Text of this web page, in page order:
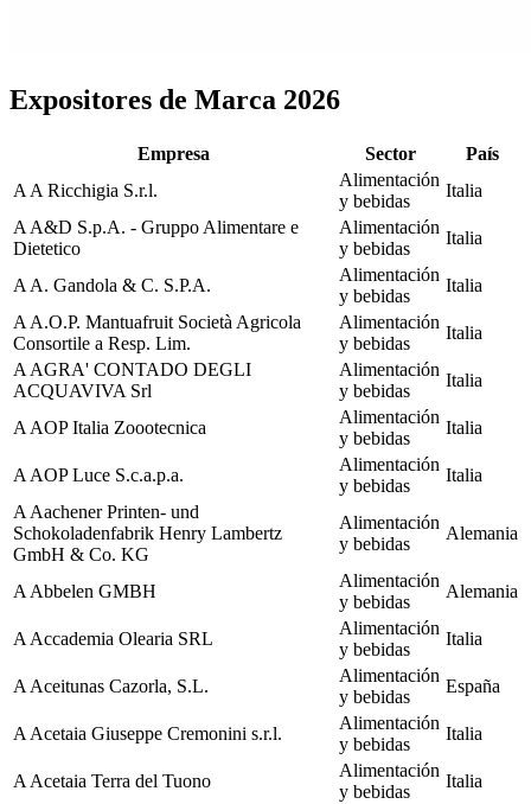
Expositores de Marca 2026
Empresa Sector
País
A A Ricchigia S.r.l.
Alimentación
y bebidas
Italia
A A&D S.p.A. - Gruppo Alimentare e
Dietetico
Alimentación
y bebidas
Italia
A A. Gandola & C. S.P.A.
Alimentación
y bebidas
Italia
A A.O.P. Mantuafruit Società Agricola
Consortile a Resp. Lim.
Alimentación
y bebidas
Italia
A AGRA' CONTADO DEGLI
ACQUAVIVA Srl
Alimentación
y bebidas
Italia
A AOP Italia Zoootecnica
Alimentación
y bebidas
Italia
A AOP Luce S.c.a.p.a.
Alimentación
y bebidas
Italia
A Aachener Printen- und
Schokoladenfabrik Henry Lambertz
GmbH & Co. KG
Alimentación
y bebidas
Alemania
A Abbelen GMBH
Alimentación
y bebidas
Alemania
A Accademia Olearia SRL
Alimentación
y bebidas
Italia
A Aceitunas Cazorla, S.L.
Alimentación
y bebidas
España
A Acetaia Giuseppe Cremonini s.r.l.
Alimentación
y bebidas
Italia
A Acetaia Terra del Tuono
Alimentación
y bebidas
Italia